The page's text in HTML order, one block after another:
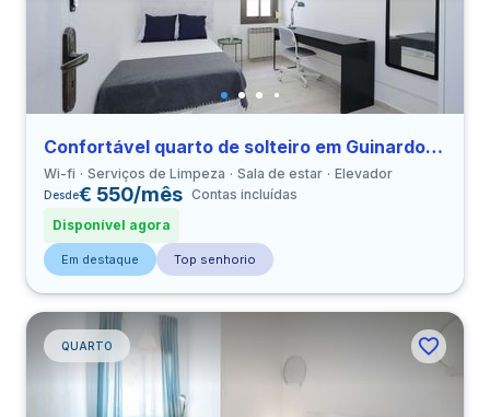
Confortável quarto de solteiro em Guinardo perto de UAB
Wi-fi Serviços de Limpeza Sala de estar Elevador
Desde€ 550/mês Contas incluídas
Disponível agora
Em destaque Top senhorio
QUARTO